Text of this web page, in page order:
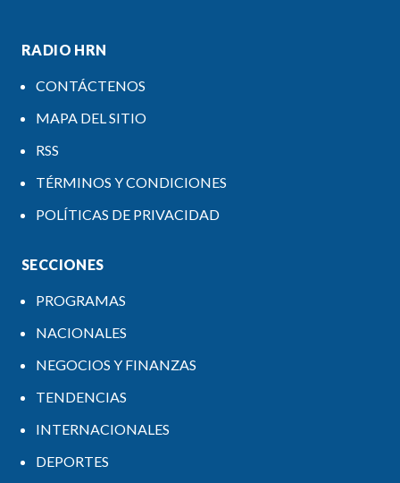
RADIO HRN
CONTÁCTENOS
MAPA DEL SITIO
RSS
TÉRMINOS Y CONDICIONES
POLÍTICAS DE PRIVACIDAD
SECCIONES
PROGRAMAS
NACIONALES
NEGOCIOS Y FINANZAS
TENDENCIAS
INTERNACIONALES
DEPORTES